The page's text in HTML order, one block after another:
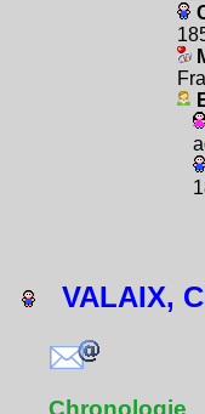
VALAIX,
Chronologie